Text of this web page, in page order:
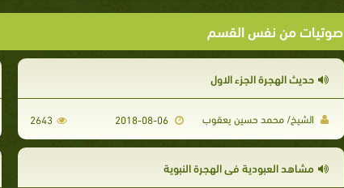
صوتيات من نفس القسم
حديث الهجرة الجزء الاول
الشيخ/ محمد حسين يعقوب 2018-08-06
2643
مشاهد العبودية في الهجرة النبوية